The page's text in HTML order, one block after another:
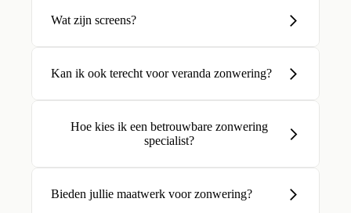
Wat zijn screens?
Kan ik ook terecht voor veranda zonwering?
Hoe kies ik een betrouwbare zonwering
specialist?
Bieden jullie maatwerk voor zonwering?